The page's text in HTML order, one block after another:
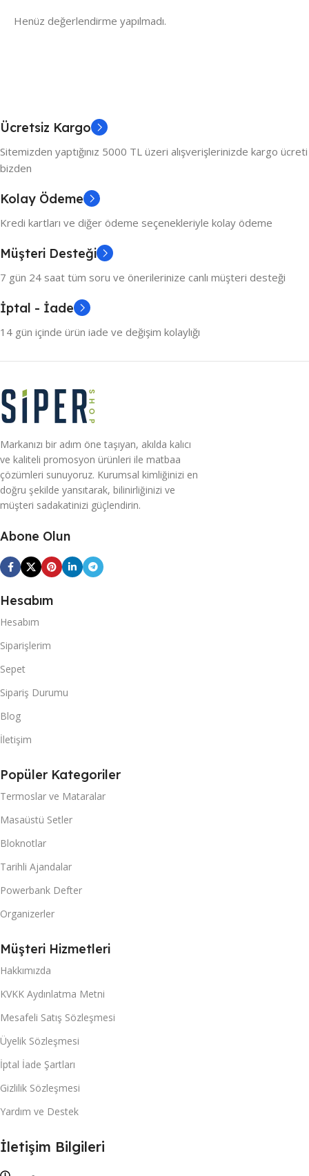
Henüz değerlendirme yapılmadı.
Ücretsiz Kargo
Sitemizden yaptığınız 5000 TL üzeri alışverişlerinizde kargo ücreti
bizden
Kolay Ödeme
Kredi kartları ve diğer ödeme seçenekleriyle kolay ödeme
Müşteri Desteği
7 gün 24 saat tüm soru ve önerilerinize canlı müşteri desteği
İptal - İade
14 gün içinde ürün iade ve değişim kolaylığı
Markanızı bir adım öne taşıyan, akılda kalıcı
ve kaliteli promosyon ürünleri ile matbaa
çözümleri sunuyoruz. Kurumsal kimliğinizi en
doğru şekilde yansıtarak, bilinirliğinizi ve
müşteri sadakatinizi güçlendirin.
Abone Olun
Hesabım
Hesabım
Siparişlerim
Sepet
Sipariş Durumu
Blog
İletişim
Popüler Kategoriler
Termoslar ve Mataralar
Masaüstü Setler
Bloknotlar
Tarihli Ajandalar
Powerbank Defter
Organizerler
Müşteri Hizmetleri
Hakkımızda
KVKK Aydınlatma Metni
Mesafeli Satış Sözleşmesi
Üyelik Sözleşmesi
İptal İade Şartları
Gizlilik Sözleşmesi
Yardım ve Destek
İletişim Bilgileri